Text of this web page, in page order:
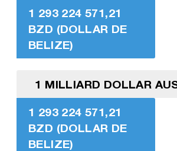
1 293 224 571,21
BZD (DOLLAR DE
BELIZE)
1 MILLIARD DOLLAR
1 293 224 571,21
BZD (DOLLAR DE
BELIZE)